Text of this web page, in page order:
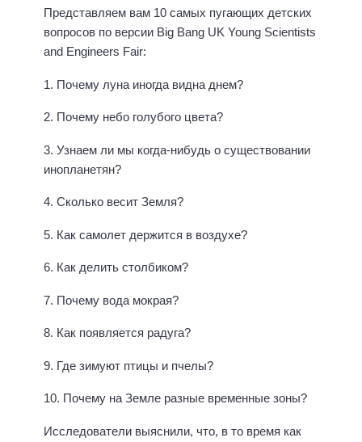
Представляем вам 10 самых пугающих детских
вопросов по версии Big Bang UK Young Scientists
and Engineers Fair:
1. Почему луна иногда видна днем?
2. Почему небо голубого цвета?
3. Узнаем ли мы когда-нибудь о существовании
инопланетян?
4. Сколько весит Земля?
5. Как самолет держится в воздухе?
6. Как делить столбиком?
7. Почему вода мокрая?
8. Как появляется радуга?
9. Где зимуют птицы и пчелы?
10. Почему на Земле разные временные зоны?
Исследователи выяснили, что, в то время как